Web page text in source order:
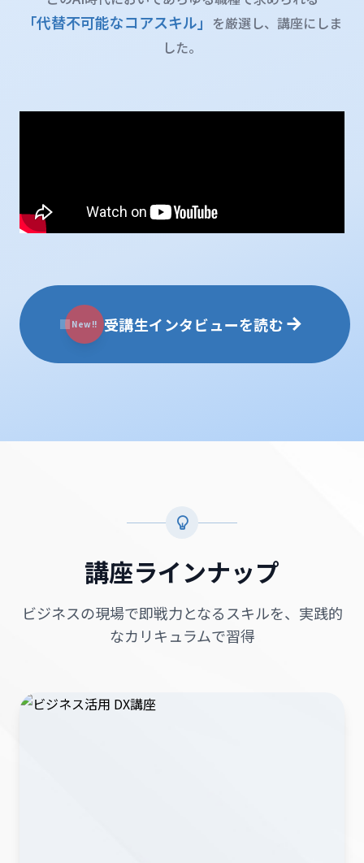
「代替不可能なコアスキル」 を厳選し、講座にしま
した。
New!! 受講生インタビューを読む
講座ラインナップ
ビジネスの現場で即戦力となるスキルを、実践的
なカリキュラムで習得